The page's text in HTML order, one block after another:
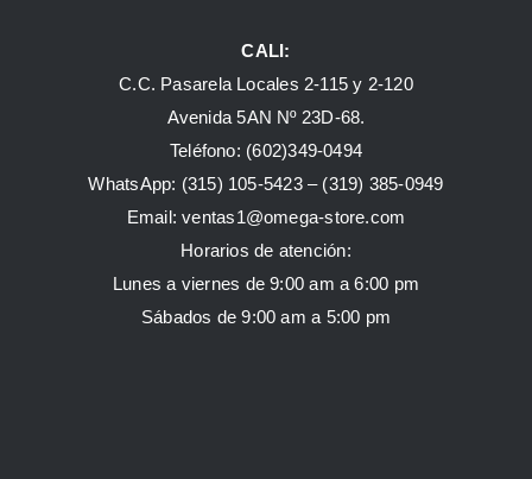
CALI:
C.C. Pasarela Locales 2-115 y 2-120
Avenida 5AN Nº 23D-68.
Teléfono: (602)349-0494
WhatsApp: (315) 105-5423 – (319) 385-0949
Email:ventas1@omega-store.com
Horarios de atención:
Lunes a viernes de 9:00 am a 6:00 pm
Sábados de 9:00 am a 5:00 pm